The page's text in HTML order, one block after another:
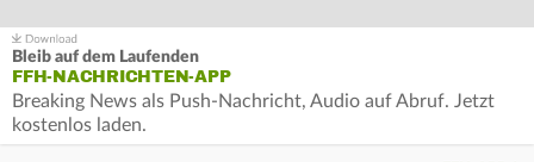
Bleib auf dem Laufenden
FFH-NACHRICHTEN-APP
Breaking News als Push-Nachricht, Audio auf Abruf. Jetzt
kostenlos laden.